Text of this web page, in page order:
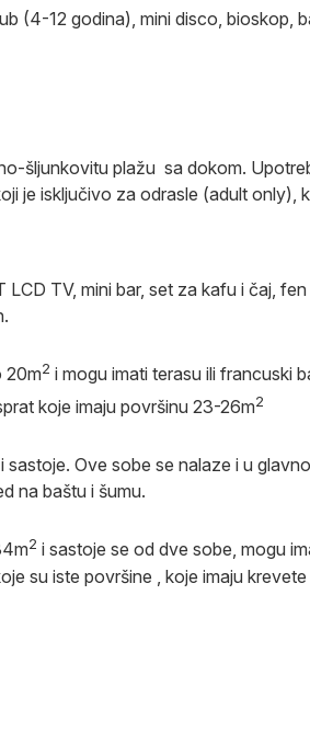
(4-12 godina), mini disco, bioskop,
šljunkovitu plažu sa dokom.
je isključivo za odrasle (adult only),
LCD TV, mini bar, set za kafu i čaj,
20m2 i mogu imati terasu ili francuski
koje imaju površinu 23-26m2
i sastoje. Ove sobe se nalaze i u
na baštu i šumu.
2 i sastoje se od dve sobe, mogu
su iste površine , koje imaju